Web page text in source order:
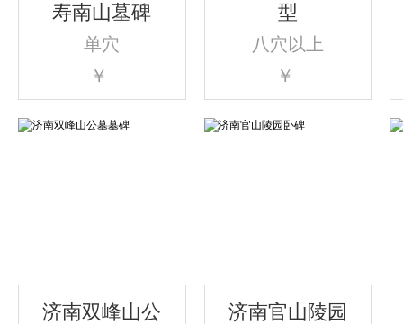
寿南山墓碑
单穴
￥
型
八穴以上
￥
济南双峰山公
济南官山陵园